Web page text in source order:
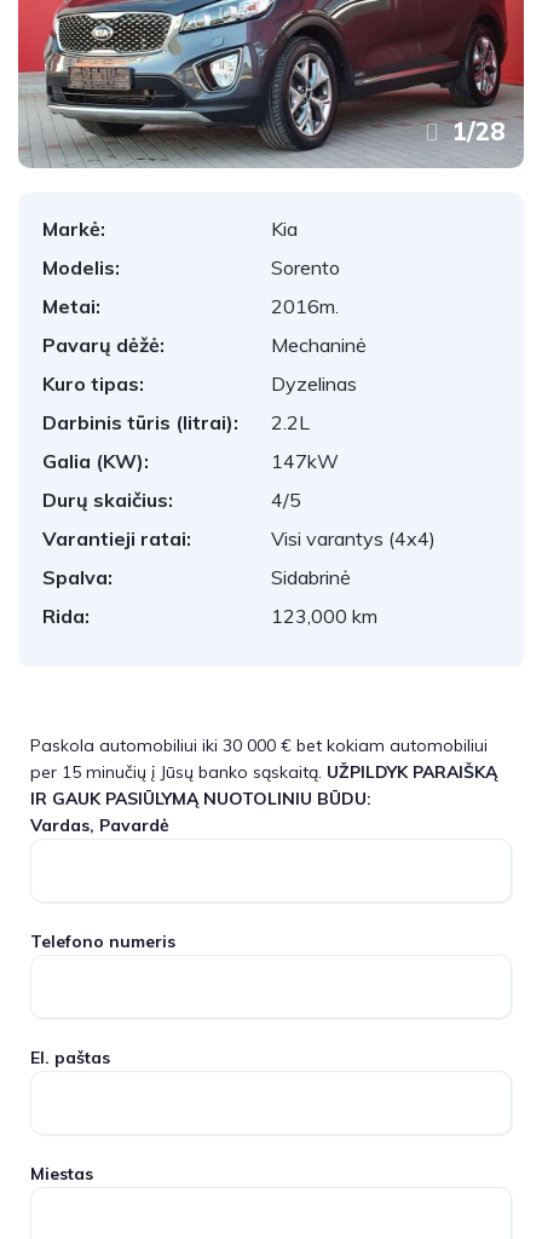
1/28
Markė:
Kia
Modelis:
Sorento
Metai:
2016m.
Pavarų dėžė:
Mechaninė
Kuro tipas:
Dyzelinas
Darbinis tūris (litrai):
2.2L
Galia (KW):
147kW
Durų skaičius:
4/5
Varantieji ratai:
Visi varantys (4x4)
Spalva:
Sidabrinė
Rida:
123,000 km
Paskola automobiliui iki 30 000 € bet kokiam automobiliui
per 15 minučių į Jūsų banko sąskaitą. UŽPILDYK PARAIŠKĄ
IR GAUK PASIŪLYMĄ NUOTOLINIU BŪDU:
Vardas, Pavardė
Telefono numeris
El. paštas
Miestas